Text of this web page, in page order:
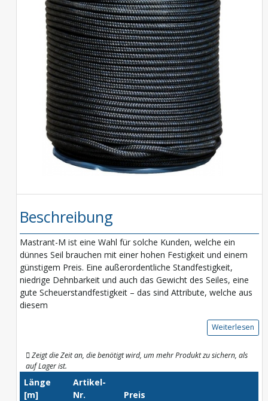
Beschreibung
Mastrant-M ist eine Wahl für solche Kunden, welche ein
dünnes Seil brauchen mit einer hohen Festigkeit und einem
günstigem Preis. Eine außerordentliche Standfestigkeit,
niedrige Dehnbarkeit und auch das Gewicht des Seiles, eine
gute Scheuerstandfestigkeit – das sind Attribute, welche aus
diesem
Weiterlesen
Zeigt die Zeit an, die benötigt wird, um mehr Produkt zu sichern, als
auf Lager ist.
Länge
[m]
Artikel-
Nr.
Preis